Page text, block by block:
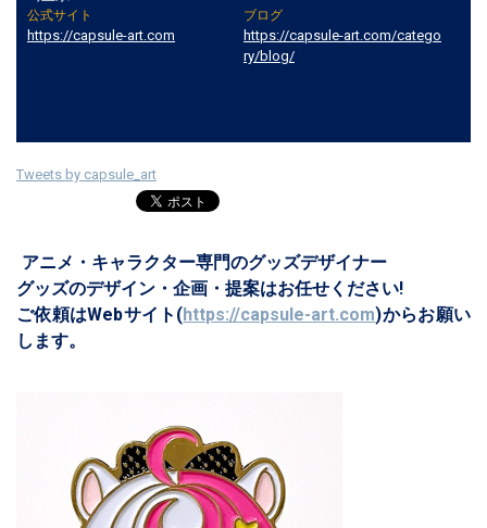
公式サイト
https://capsule-art.com
ブログ
https://capsule-art.com/catego
ry/blog/
Tweets by capsule_art
アニメ・キャラクター専門のグッズデザイナー
グッズのデザイン・企画・提案はお任せください!
ご依頼はWebサイト(https://capsule-art.com)からお願い
します。